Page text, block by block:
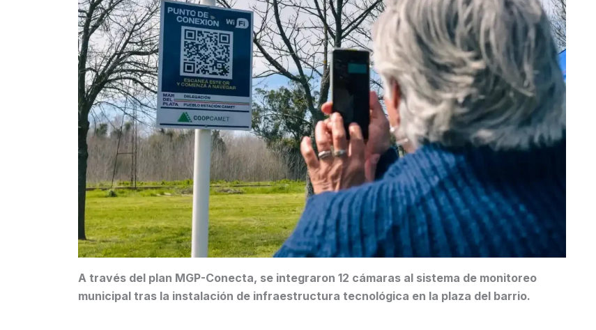
A través del plan MGP-Conecta, se integraron 12 cámaras al sistema de monitoreo
municipal tras la instalación de infraestructura tecnológica en la plaza del barrio.